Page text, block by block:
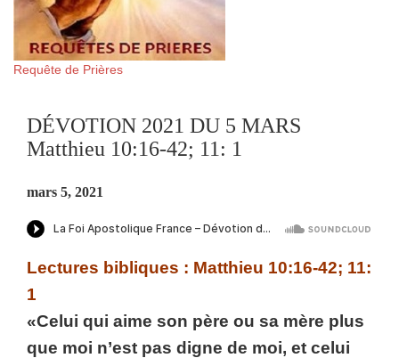
Requête de Prières
DÉVOTION 2021 DU 5 MARS
Matthieu 10:16-42; 11: 1
mars 5, 2021
Lectures bibliques : Matthieu 10:16-42; 11:
1
«Celui qui aime son père ou sa mère plus
que moi n’est pas digne de moi, et celui